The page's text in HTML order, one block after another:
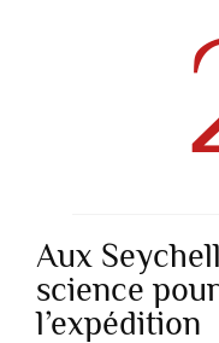
Aux
science
l’expédition